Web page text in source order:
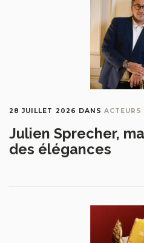
28 JUILLET 2026 DANSACTEURS
Julien Sprecher,
des élégances